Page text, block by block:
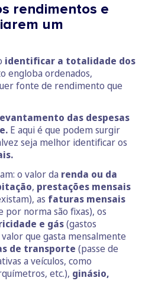
rendimentos e
um
identificar a totalidade dos
engloba ordenados,
fonte de rendimento que
das despesas
E aqui é que podem surgir
seja melhor identificar os
o valor da renda ou da
, prestações mensais
as faturas mensais
por norma são fixas), os
e gás(gastos
que gasta mensalmente
de transporte (passe de
a veículos, como
etc.), ginásio,